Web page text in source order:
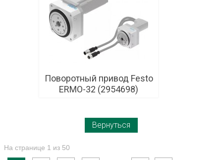
Поворотный привод Festo
ERMO-32 (2954698)
Вернуться
На странице 1 из 50